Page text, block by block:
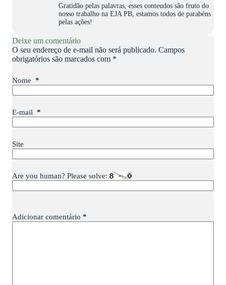
Gratidão pelas palavras, esses conteudos são fruto do
nosso trabalho na EJA PB, estamos todos de parabéns
pelas ações!
Deixe um comentário
O seu endereço de e-mail não será publicado. Campos
obrigatórios são marcados com *
Nome *
E-mail *
Site
Are you human? Please solve:
Adicionar comentário *